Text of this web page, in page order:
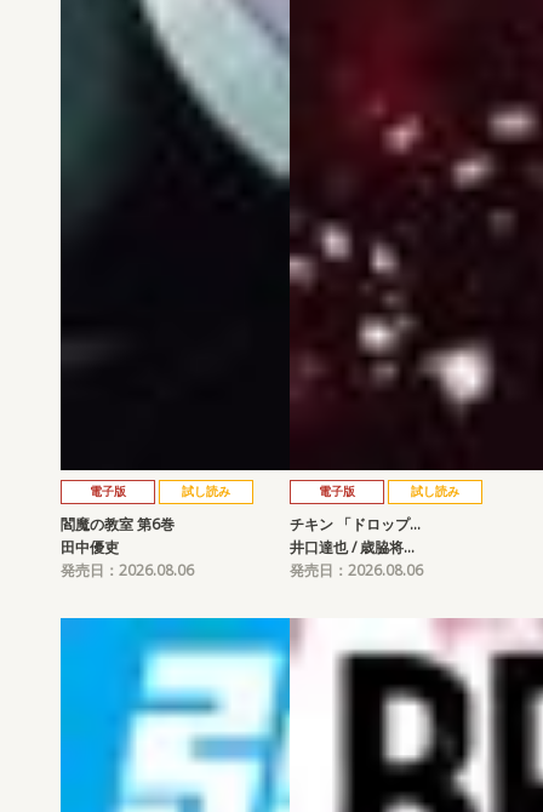
電子版 試し読み
閻魔の教室 第6巻
田中優吏
発売日：2026.08.06
電子版 試し読み
チキン 「ドロップ…
井口達也 / 歳脇将…
発売日：2026.08.06